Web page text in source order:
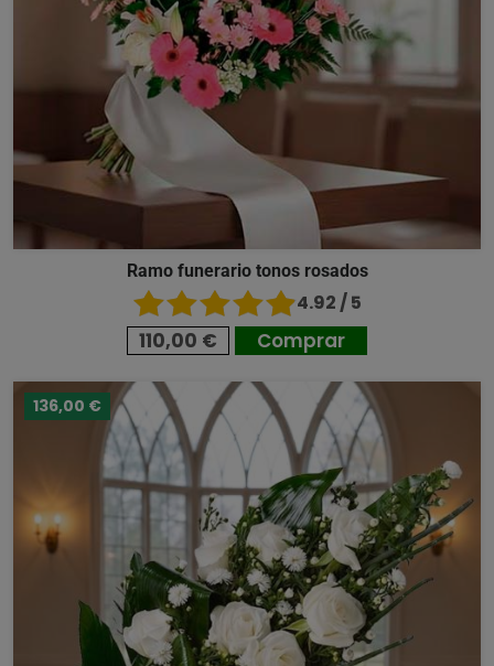
Ramo funerario tonos rosados
4.92 / 5
110,00 € Comprar
136,00 €